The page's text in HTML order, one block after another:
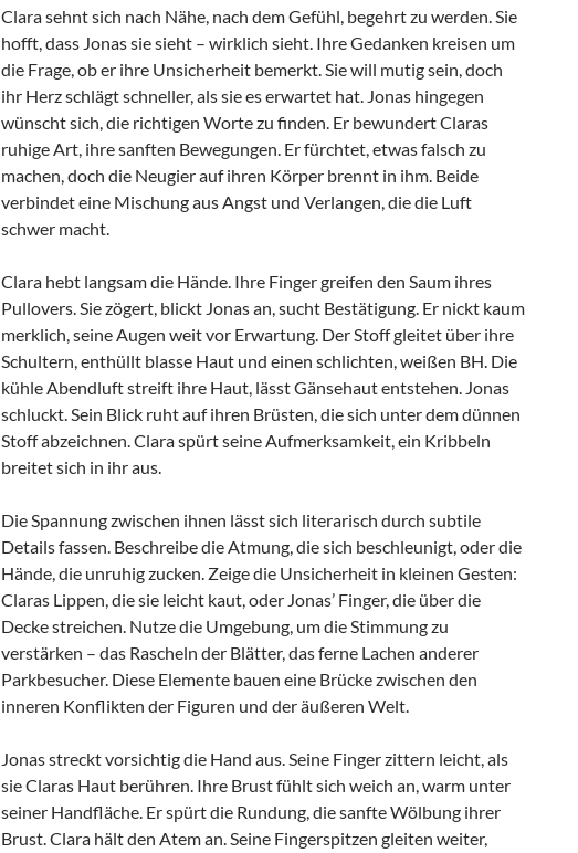
Clara sehnt sich nach Nähe, nach dem Gefühl, begehrt zu werden. Sie
hofft, dass Jonas sie sieht – wirklich sieht. Ihre Gedanken kreisen um
die Frage, ob er ihre Unsicherheit bemerkt. Sie will mutig sein, doch
ihr Herz schlägt schneller, als sie es erwartet hat. Jonas hingegen
wünscht sich, die richtigen Worte zu finden. Er bewundert Claras
ruhige Art, ihre sanften Bewegungen. Er fürchtet, etwas falsch zu
machen, doch die Neugier auf ihren Körper brennt in ihm. Beide
verbindet eine Mischung aus Angst und Verlangen, die die Luft
schwer macht.
Clara hebt langsam die Hände. Ihre Finger greifen den Saum ihres
Pullovers. Sie zögert, blickt Jonas an, sucht Bestätigung. Er nickt kaum
merklich, seine Augen weit vor Erwartung. Der Stoff gleitet über ihre
Schultern, enthüllt blasse Haut und einen schlichten, weißen BH. Die
kühle Abendluft streift ihre Haut, lässt Gänsehaut entstehen. Jonas
schluckt. Sein Blick ruht auf ihren Brüsten, die sich unter dem dünnen
Stoff abzeichnen. Clara spürt seine Aufmerksamkeit, ein Kribbeln
breitet sich in ihr aus.
Die Spannung zwischen ihnen lässt sich literarisch durch subtile
Details fassen. Beschreibe die Atmung, die sich beschleunigt, oder die
Hände, die unruhig zucken. Zeige die Unsicherheit in kleinen Gesten:
Claras Lippen, die sie leicht kaut, oder Jonas’ Finger, die über die
Decke streichen. Nutze die Umgebung, um die Stimmung zu
verstärken – das Rascheln der Blätter, das ferne Lachen anderer
Parkbesucher. Diese Elemente bauen eine Brücke zwischen den
inneren Konflikten der Figuren und der äußeren Welt.
Jonas streckt vorsichtig die Hand aus. Seine Finger zittern leicht, als
sie Claras Haut berühren. Ihre Brust fühlt sich weich an, warm unter
seiner Handfläche. Er spürt die Rundung, die sanfte Wölbung ihrer
Brust. Clara hält den Atem an. Seine Fingerspitzen gleiten weiter,